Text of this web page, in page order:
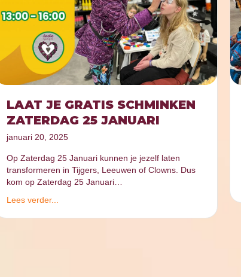
LAAT JE GRATIS SCHMINKEN
ZATERDAG 25 JANUARI
januari 20, 2025
Op Zaterdag 25 Januari kunnen je jezelf laten
transformeren in Tijgers, Leeuwen of Clowns. Dus
kom op Zaterdag 25 Januari…
Lees verder...